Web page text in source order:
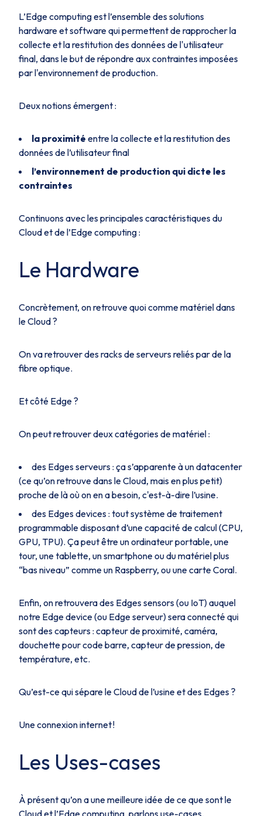
L’Edge computing est l’ensemble des solutions
hardware et software qui permettent de rapprocher la
collecte et la restitution des données de l'utilisateur
final, dans le but de répondre aux contraintes imposées
par l'environnement de production.
Deux notions émergent :
la proximité entre la collecte et la restitution des
données de l’utilisateur final
l’environnement de production qui dicte les
contraintes
Continuons avec les principales caractéristiques du
Cloud et de l’Edge computing :
Le Hardware
Concrètement, on retrouve quoi comme matériel dans
le Cloud ?
On va retrouver des racks de serveurs reliés par de la
fibre optique.
Et côté Edge ?
On peut retrouver deux catégories de matériel :
des Edges serveurs : ça s’apparente à un datacenter
(ce qu’on retrouve dans le Cloud, mais en plus petit)
proche de là où on en a besoin, c'est-à-dire l’usine.
des Edges devices : tout système de traitement
programmable disposant d’une capacité de calcul (CPU,
GPU, TPU). Ça peut être un ordinateur portable, une
tour, une tablette, un smartphone ou du matériel plus
“bas niveau” comme un Raspberry, ou une carte Coral.
Enfin, on retrouvera des Edges sensors (ou IoT) auquel
notre Edge device (ou Edge serveur) sera connecté qui
sont des capteurs : capteur de proximité, caméra,
douchette pour code barre, capteur de pression, de
température, etc.
Qu’est-ce qui sépare le Cloud de l’usine et des Edges ?
Une connexion internet !
Les Uses-cases
À présent qu’on a une meilleure idée de ce que sont le
Cloud et l’Edge computing, parlons use-cases.